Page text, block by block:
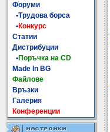
Форуми
•Трудова борса
•Конкурс
Статии
Дистрибуции
•Поръчка на CD
Made In BG
Файлове
Връзки
Галерия
Конференции